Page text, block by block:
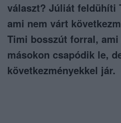
választ? Júliát feldühíti
ami nem várt
Timi bosszút forral, ami
másokon csapódik le,
következményekkel jár.